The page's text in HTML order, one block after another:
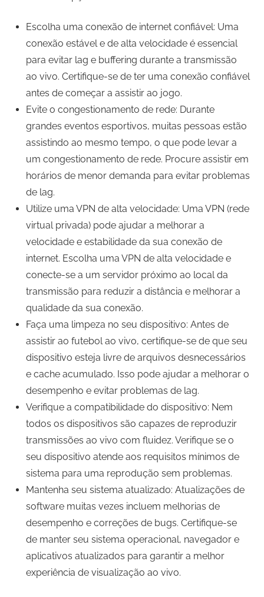
Escolha uma conexão de internet confiável: Uma
conexão estável e de alta velocidade é essencial
para evitar lag e buffering durante a transmissão
ao vivo. Certifique-se de ter uma conexão confiável
antes de começar a assistir ao jogo.
Evite o congestionamento de rede: Durante
grandes eventos esportivos, muitas pessoas estão
assistindo ao mesmo tempo, o que pode levar a
um congestionamento de rede. Procure assistir em
horários de menor demanda para evitar problemas
de lag.
Utilize uma VPN de alta velocidade: Uma VPN (rede
virtual privada) pode ajudar a melhorar a
velocidade e estabilidade da sua conexão de
internet. Escolha uma VPN de alta velocidade e
conecte-se a um servidor próximo ao local da
transmissão para reduzir a distância e melhorar a
qualidade da sua conexão.
Faça uma limpeza no seu dispositivo: Antes de
assistir ao futebol ao vivo, certifique-se de que seu
dispositivo esteja livre de arquivos desnecessários
e cache acumulado. Isso pode ajudar a melhorar o
desempenho e evitar problemas de lag.
Verifique a compatibilidade do dispositivo: Nem
todos os dispositivos são capazes de reproduzir
transmissões ao vivo com fluidez. Verifique se o
seu dispositivo atende aos requisitos mínimos de
sistema para uma reprodução sem problemas.
Mantenha seu sistema atualizado: Atualizações de
software muitas vezes incluem melhorias de
desempenho e correções de bugs. Certifique-se
de manter seu sistema operacional, navegador e
aplicativos atualizados para garantir a melhor
experiência de visualização ao vivo.